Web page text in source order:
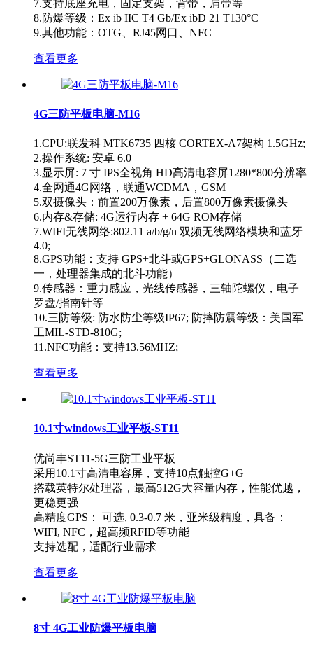
7.支持底座充电，固定支架，背带，肩带等
8.防爆等级：Ex ib IIC T4 Gb/Ex ibD 21 T130°C
9.其他功能：OTG、RJ45网口、NFC
查看更多
4G三防平板电脑-M16
1.CPU:联发科 MTK6735 四核 CORTEX-A7架构 1.5GHz;
2.操作系统: 安卓 6.0
3.显示屏: 7 寸 IPS全视角 HD高清电容屏1280*800分辨率
4.全网通4G网络，联通WCDMA，GSM
5.双摄像头：前置200万像素，后置800万像素摄像头
6.内存&存储: 4G运行内存 + 64G ROM存储
7.WIFI无线网络:802.11 a/b/g/n 双频无线网络模块和蓝牙
4.0;
8.GPS功能：支持 GPS+北斗或GPS+GLONASS（二选
一，处理器集成的北斗功能）
9.传感器：重力感应，光线传感器，三轴陀螺仪，电子
罗盘/指南针等
10.三防等级: 防水防尘等级IP67; 防摔防震等级：美国军
工MIL-STD-810G;
11.NFC功能：支持13.56MHZ;
查看更多
10.1寸windows工业平板-ST11
优尚丰ST11-5G三防工业平板
采用10.1寸高清电容屏，支持10点触控G+G
搭载英特尔处理器，最高512G大容量内存，性能优越，
更稳更强
高精度GPS： 可选, 0.3-0.7 米，亚米级精度，具备：
WIFI, NFC，超高频RFID等功能
支持选配，适配行业需求
查看更多
8寸 4G工业防爆平板电脑